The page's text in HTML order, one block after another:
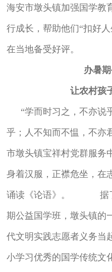
海安市墩头镇加强国学教
行成长，帮助他们“扣好
在当地备受好评。
办暑
让农村孩
“学而时习之，不亦说
乎；人不知而不愠，不
市墩头镇宝祥村党群服务
身着汉服，正襟危坐，在
诵读《论语》。 据了
期公益国学班，墩头镇的
代文明实践志愿者义务当
小学习优秀的国学传统文